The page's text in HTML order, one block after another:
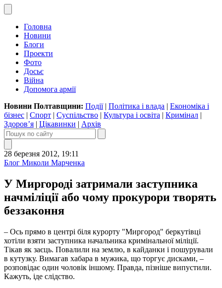
Головна
Новини
Блоги
Проекти
Фото
Досьє
Війна
Допомога армії
Новини Полтавщини: Події| Політика і влада | Економіка і
бізнес | Спорт | Суспільство | Культура і освіта | Кримінал |
Здоров’я | Цікавинки | Архів
28 березня 2012, 19:11
Блог Миколи Марченка
У Миргороді затримали заступника
начміліції або чому прокурори творять
беззаконня
– Ось прямо в центрі біля курорту "Миргород" беркутівці
хотіли взяти заступника начальника кримінальної міліції.
Тікав як заєць. Повалили на землю, в кайданки і пошурували
в кутузку. Вимагав хабара в мужика, що торгує дисками, –
розповідає один чоловік іншому. Правда, пізніше випустили.
Кажуть, іде слідство.